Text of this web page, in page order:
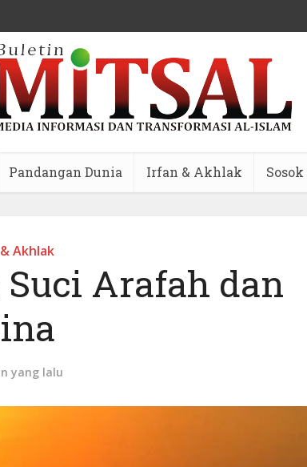
Pandangan Dunia Irfan & Akhlak Sosok
Akhlak
Arafah dan
yang lalu